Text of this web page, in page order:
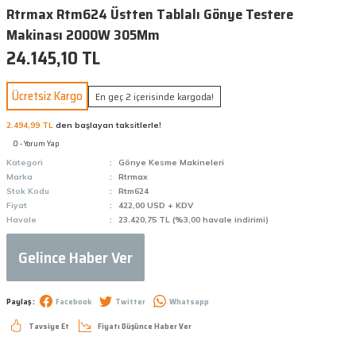
Rtrmax Rtm624 Üstten Tablalı Gönye Testere
Makinası 2000W 305Mm
24.145,10 TL
Ücretsiz Kargo En geç 2 içerisinde kargoda!
2.494,99 TL den başlayan taksitlerle!
0 - Yorum Yap
Kategori
Gönye Kesme Makineleri
Marka
Rtrmax
Stok Kodu
Rtm624
Fiyat
422,00 USD + KDV
Havale
23.420,75 TL (%3,00 havale indirimi)
Gelince Haber Ver
Paylaş : Facebook Twitter
Whatsapp
Tavsiye Et
Fiyatı Düşünce Haber Ver